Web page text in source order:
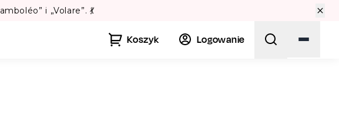
w Warszawie? Sprawdź Teatralne Lato w Pałacu Kultury! 🏛️
Koszyk Logowanie